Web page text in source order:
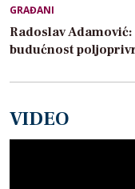
GRAĐANI
Radoslav
budućnost
VIDEO